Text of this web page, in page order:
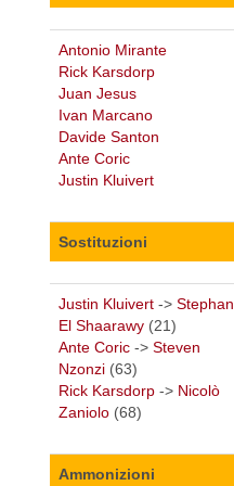
Antonio Mirante
Rick Karsdorp
Juan Jesus
Ivan Marcano
Davide Santon
Ante Coric
Justin Kluivert
Sostituzioni
Justin Kluivert -> Stephan
El Shaarawy (21)
Ante Coric -> Steven
Nzonzi (63)
Rick Karsdorp -> Nicolò
Zaniolo (68)
Ammonizioni